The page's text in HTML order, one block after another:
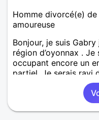
Homme divorcé(e)
amoureuse
Bonjour, je suis
région d’oyonnax .
occupant encore un
partiel. Je serais ravi
bienveillante afin de
de la vie et pourquoi
amoureuse et
J’ai beaucoup à